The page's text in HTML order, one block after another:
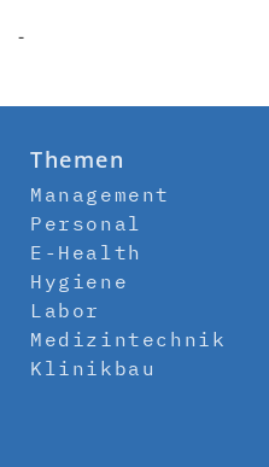
-
Themen
Management
Personal
E-Health
Hygiene
Labor
Medizintechnik
Klinikbau